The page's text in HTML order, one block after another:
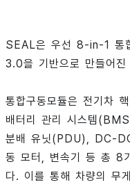
SEAL은 우선 8-in-1 통
3.0을 기반으로 만들어진
통합구동모듈은 전기차
배터리 관리 시스템
분배 유닛(PDU), DC-
동 모터, 변속기 등 총 8
다. 이를 통해 차량의 무